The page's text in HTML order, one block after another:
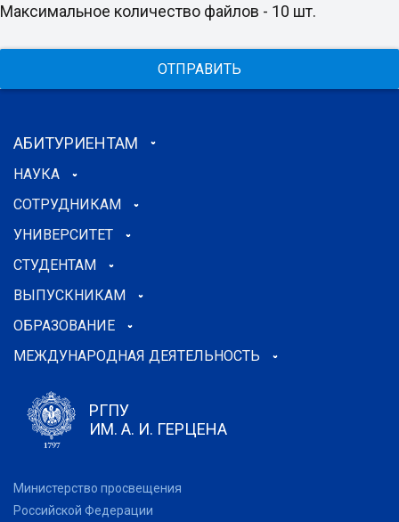
Максимальное количество файлов - 10 шт.
ОТПРАВИТЬ
АБИТУРИЕНТАМ
НАУКА
СОТРУДНИКАМ
УНИВЕРСИТЕТ
СТУДЕНТАМ
ВЫПУСКНИКАМ
ОБРАЗОВАНИЕ
МЕЖДУНАРОДНАЯ ДЕЯТЕЛЬНОСТЬ
РГПУ
ИМ. А. И. ГЕРЦЕНА
Министерство просвещения
Российской Федерации